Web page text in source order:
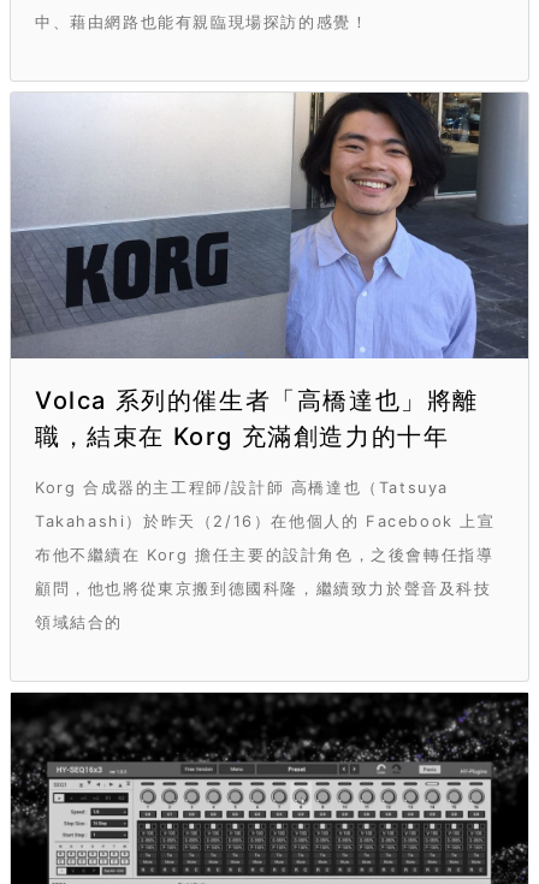
中、藉由網路也能有親臨現場探訪的感覺！
Volca 系列的催生者「高橋達也」將離
職，結束在 Korg 充滿創造力的十年
Korg 合成器的主工程師/設計師 高橋達也（Tatsuya
Takahashi）於昨天（2/16）在他個人的 Facebook 上宣
布他不繼續在 Korg 擔任主要的設計角色，之後會轉任指導
顧問，他也將從東京搬到德國科隆，繼續致力於聲音及科技
領域結合的